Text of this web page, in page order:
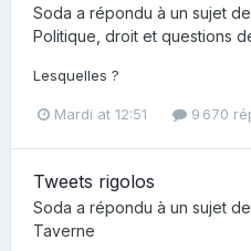
Soda a répondu à un sujet de
Politique, droit et questions
Lesquelles ?
Mardi at 12:51 9 670
Tweets rigolos
Soda a répondu à un sujet de
Taverne